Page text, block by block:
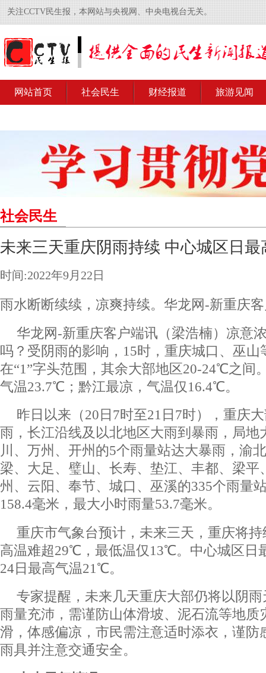
关注CCTV民生报，本网站与央视网、中央电视台无关。
网站首页 社会民生 财经报道 旅游见闻
社会民生
未来三天重庆阴雨持续 中心城区日
时间:2022年9月22日
雨水断断续续，凉爽持续。华龙网-新重庆
华龙网-新重庆客户端讯（梁浩楠）凉意
吗？受阴雨的影响，15时，重庆城口、巫山
在“1”字头范围，其余大部地区20-24℃之间
气温23.7℃；黔江最凉，气温仅16.4℃。 ​​​
昨日以来（20日7时至21日7时），重庆
雨，长江沿线及以北地区大雨到暴雨，局地
川、万州、开州的5个雨量站达大暴雨，渝
梁、大足、璧山、长寿、垫江、丰都、梁平
州、云阳、奉节、城口、巫溪的335个雨量
158.4毫米，最大小时雨量53.7毫米。
重庆市气象台预计，未来三天，重庆将
高温难超29℃，最低温仅13℃。中心城区日
24日最高气温21℃。
专家提醒，未来几天重庆大部仍将以阴
雨量充沛，需谨防山体滑坡、泥石流等地质
滑，体感偏凉，市民需注意适时添衣，谨防
雨具并注意交通安全。